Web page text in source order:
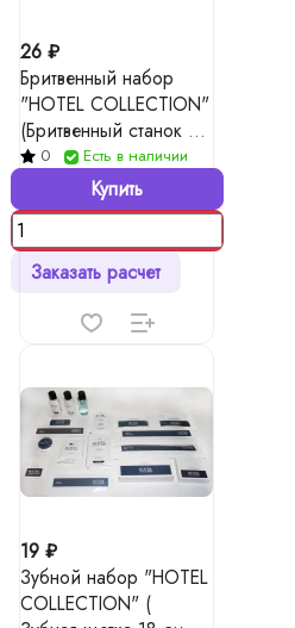
26 ₽
Бритвенный набор
"HOTEL COLLECTION"
(Бритвенный станок 2
лезвия + крем для
бритья в тубе 10 гр)
0 Есть в наличии
Купить
Заказать расчет
19 ₽
Зубной набор "HOTEL
COLLECTION" (